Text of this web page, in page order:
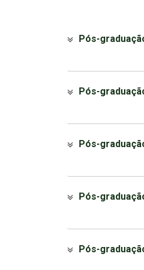
Pós-
Pós-
Pós-
Pós-
Pós-